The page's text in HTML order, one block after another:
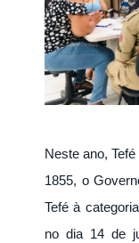
Neste ano,
1855, o
Tefé à
no dia 14 de